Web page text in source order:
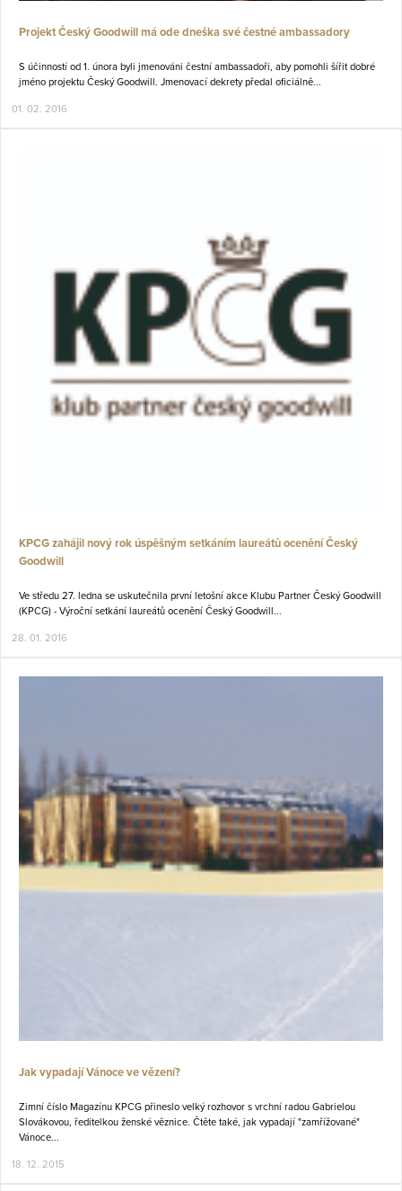
Projekt Český Goodwill má ode dneška své čestné ambassadory
S účinností od 1. února byli jmenováni čestní ambassadoři, aby pomohli šířit dobré
jméno projektu Český Goodwill. Jmenovací dekrety předal oficiálně...
01. 02. 2016
KPCG zahájil nový rok úspěšným setkáním laureátů ocenění Český
Goodwill
Ve středu 27. ledna se uskutečnila první letošní akce Klubu Partner Český Goodwill
(KPCG) - Výroční setkání laureátů ocenění Český Goodwill...
28. 01. 2016
Jak vypadají Vánoce ve vězení?
Zimní číslo Magazínu KPCG přineslo velký rozhovor s vrchní radou Gabrielou
Slovákovou, ředitelkou ženské věznice. Čtěte také, jak vypadají "zamřížované"
Vánoce...
18. 12. 2015